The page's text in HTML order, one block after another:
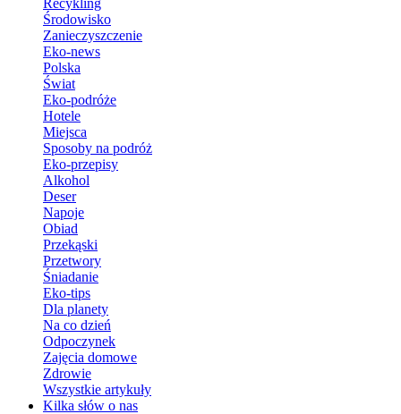
Środowisko
Zanieczyszczenie
Eko-news
Polska
Świat
Eko-podróże
Hotele
Miejsca
Sposoby na podróż
Eko-przepisy
Alkohol
Deser
Napoje
Obiad
Przekąski
Przetwory
Śniadanie
Eko-tips
Dla planety
Na co dzień
Odpoczynek
Zajęcia domowe
Zdrowie
Wszystkie artykuły
Kilka słów o nas